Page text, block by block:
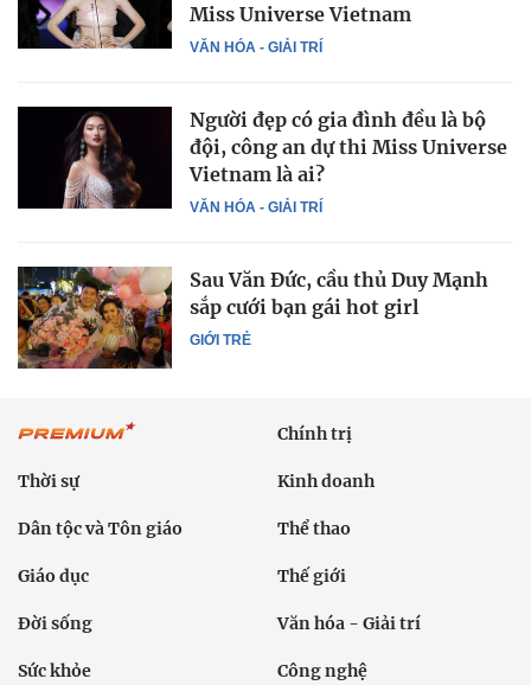
VĂN HÓA - GIẢI TRÍ
Miss Universe Vietnam
VĂN HÓA - GIẢI TRÍ
Người đẹp có gia đình đều là bộ
đội, công an dự thi Miss Universe
Vietnam là ai?
GIỚI TRẺ
Sau Văn Đức, cầu thủ Duy Mạnh
sắp cưới bạn gái hot girl
Chính trị
Thời sự Kinh doanh
Dân tộc và Tôn giáo Thể thao
Giáo dục Thế giới
Đời sống Văn hóa - Giải trí
Sức khỏe Công nghệ